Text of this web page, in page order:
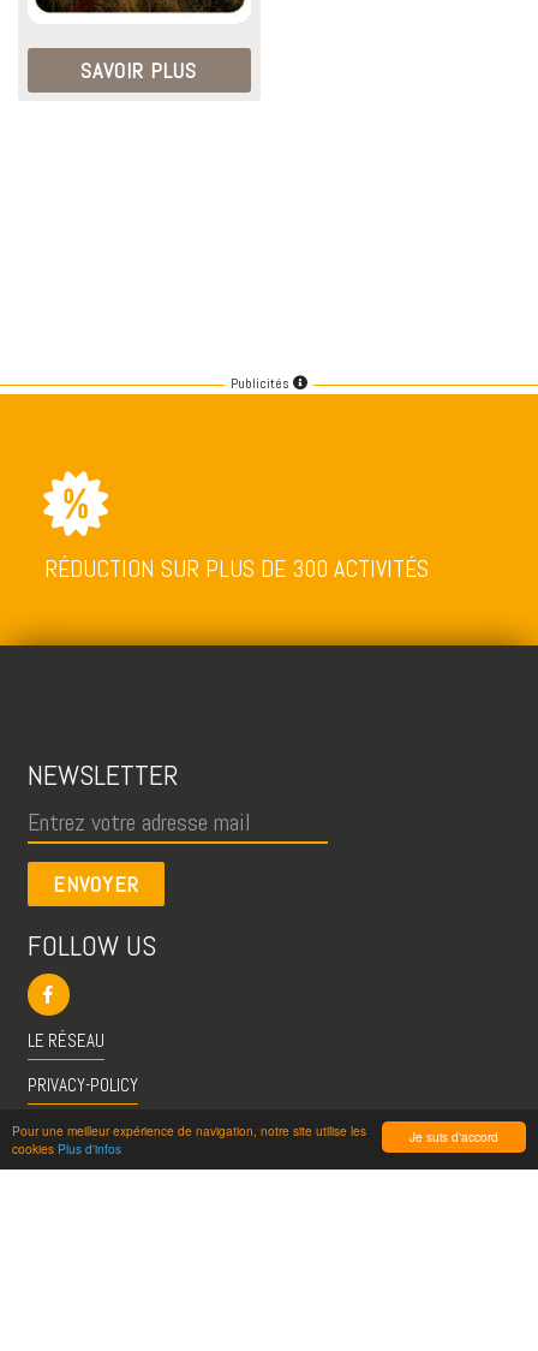
Je suis d'accord
Pour une meilleur expérience de navigation, notre site utilise les
cookies Plus d'infos
SAVOIR PLUS
Publicités
RÉDUCTION SUR PLUS DE 300 ACTIVITÉS
NEWSLETTER
ENVOYER
FOLLOW US
LE RÉSEAU
PRIVACY-POLICY
CGU
INFO@VISITESPASSION.PRO